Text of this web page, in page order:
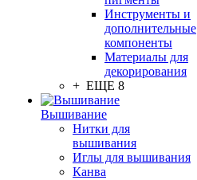
Инструменты и
дополнительные
компоненты
Материалы для
декорирования
+ ЕЩЕ 8
Вышивание
Нитки для
вышивания
Иглы для вышивания
Канва